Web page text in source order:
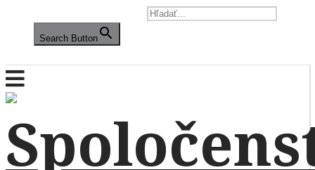
Search Button